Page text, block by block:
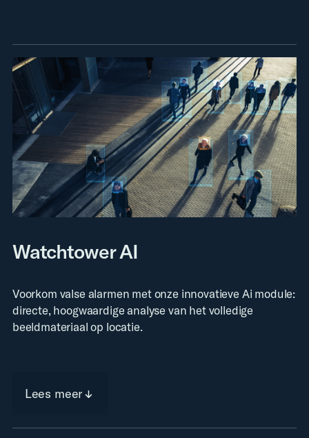
Watchtower AI
Voorkom valse alarmen met onze innovatieve Ai module:
directe, hoogwaardige analyse van het volledige
beeldmateriaal op locatie.
Lees meer